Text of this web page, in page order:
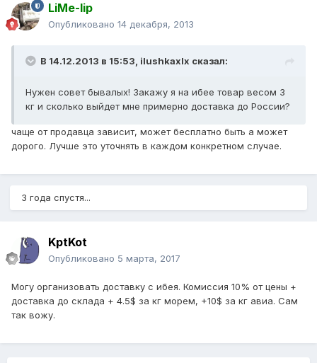
LiMe-lip
Опубликовано 14 декабря, 2013
В 14.12.2013 в 15:53, ilushkaxlx сказал:
Нужен совет бывалых! Закажу я на ибее товар весом 3
кг и сколько выйдет мне примерно доставка до России?
чаще от продавца зависит, может бесплатно быть а может
дорого. Лучше это уточнять в каждом конкретном случае.
3 года спустя...
KptKot
Опубликовано 5 марта, 2017
Могу организовать доставку с ибея. Комиссия 10% от цены +
доставка до склада + 4.5$ за кг морем, +10$ за кг авиа. Сам
так вожу.